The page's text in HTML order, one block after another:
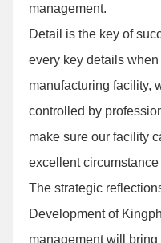
management.
Detail is the key of
every key details
manufacturing facility,
controlled by
make sure our facility
excellent
The strategic
Development of
management will bring